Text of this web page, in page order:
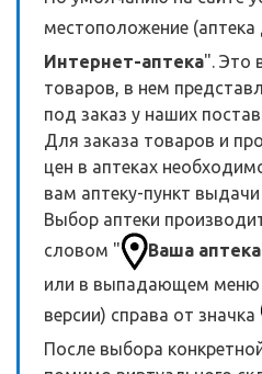
местоположение (аптека
Интернет-аптека". Это
товаров, в нем
под заказ у наших
Для заказа товаров и
цен в аптеках
вам аптеку-пункт выдачи
Выбор аптеки
словом "
Ваша аптека
или в выпадающем меню
версии) справа от значка
После выбора